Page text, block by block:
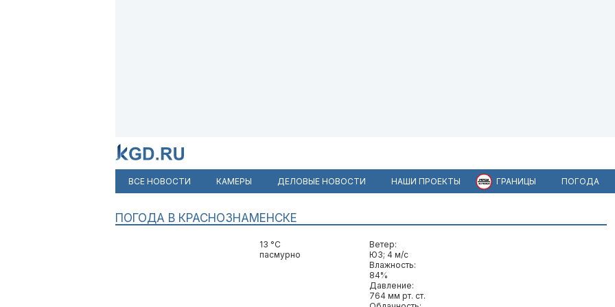
ВСЕ НОВОСТИ КАМЕРЫ ДЕЛОВЫЕ НОВОСТИ НАШИ ПРОЕКТЫ ГРАНИЦЫ ПОГОДА
ПОГОДА В КРАСНОЗНАМЕНСКЕ
13 °C
пасмурно
Ветер:
ЮЗ; 4 м/c
Влажность:
84%
Давление:
764 мм рт. ст.